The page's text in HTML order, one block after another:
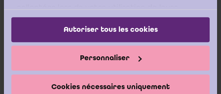
services.
Autoriser tous les cookies
Personnaliser
Cookies nécessaires uniquement
personen met de vereiste bekwaamheden, wordt ten
aanzien van de antwoorden geen enkele garantie geboden
en draagt het geen enkele contractuele en
buitencontractuele aansprakelijkheid voor de eventuele
schade die zou kunnen voortvloeien uit feitelijke of
juridische vergissingen die werden begaan in het kader van